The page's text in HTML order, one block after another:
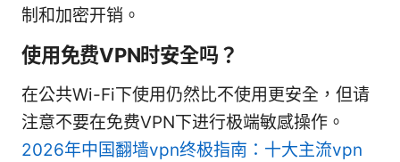
制和加密开销。
使用免费VPN时安全吗？
在公共Wi-Fi下使用仍然比不使用更安全，但请
注意不要在免费VPN下进行极端敏感操作。
2026年中国翻墙vpn终极指南：十大主流vpn